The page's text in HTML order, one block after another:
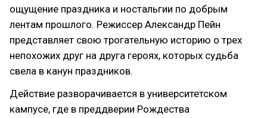
ощущение праздника и ностальгии по добрым
лентам прошлого. Режиссер Александр Пейн
представляет свою трогательную историю о трех
непохожих друг на друга героях, которых судьба
свела в канун праздников.
Действие разворачивается в университетском
кампусе, где в преддверии Рождества